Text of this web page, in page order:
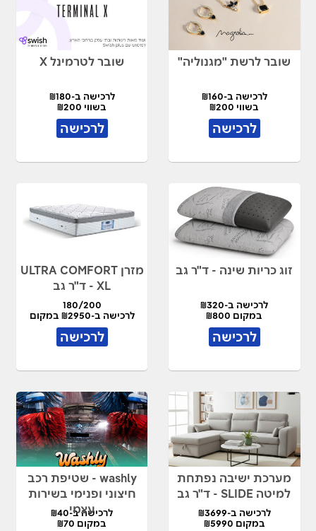
שובר לרשת "מגנוליה"
לרכישה ב-₪160
בשווי ₪200
לרכישה
שובר לטרמינל X
לרכישה ב-₪180
בשווי ₪200
לרכישה
זוג כריות שינה - ד"ר גב
לרכישה ב-₪320
במקום ₪800
לרכישה
מזרן ULTRA COMFORT
XL - ד"ר גב
180/200
לרכישה ב-₪2950 במקום
₪5900
לרכישה
מערכת ישיבה נפתחת
למיטה SLIDE - ד"ר גב
לרכישה ב-₪3699
במקום ₪5990
washly - שטיפת רכב
חיצוני ופנימי בשירות
עצמי
לרכישה ב-₪40
במקום ₪70